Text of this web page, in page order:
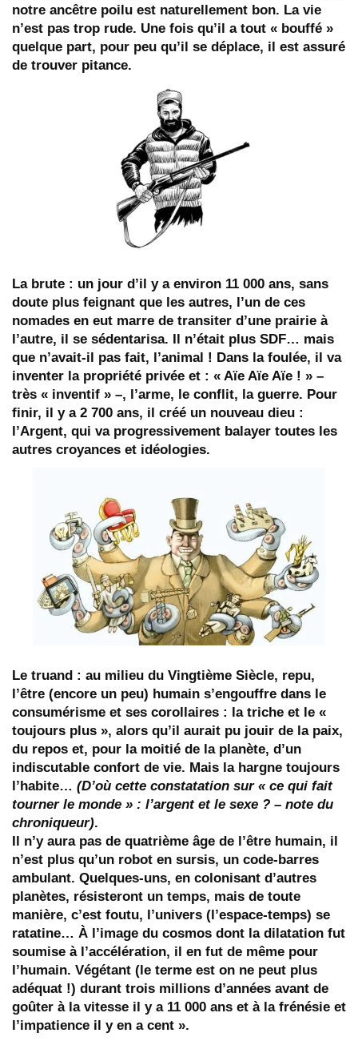
notre ancêtre poilu est naturellement bon. La vie
n’est pas trop rude. Une fois qu’il a tout « bouffé »
quelque part, pour peu qu’il se déplace, il est assuré
de trouver pitance.
La brute : un jour d’il y a environ 11 000 ans, sans
doute plus feignant que les autres, l’un de ces
nomades en eut marre de transiter d’une prairie à
l’autre, il se sédentarisa. Il n’était plus SDF… mais
que n’avait-il pas fait, l’animal ! Dans la foulée, il va
inventer la propriété privée et : « Aïe Aïe Aïe ! » –
très « inventif » –, l’arme, le conflit, la guerre. Pour
finir, il y a 2 700 ans, il créé un nouveau dieu :
l’Argent, qui va progressivement balayer toutes les
autres croyances et idéologies.
Le truand : au milieu du Vingtième Siècle, repu,
l’être (encore un peu) humain s’engouffre dans le
consumérisme et ses corollaires : la triche et le «
toujours plus », alors qu’il aurait pu jouir de la paix,
du repos et, pour la moitié de la planète, d’un
indiscutable confort de vie. Mais la hargne toujours
l’habite… (D’où cette constatation sur « ce qui fait
tourner le monde » : l’argent et le sexe ? – note du
chroniqueur).
Il n’y aura pas de quatrième âge de l’être humain, il
n’est plus qu’un robot en sursis, un code-barres
ambulant. Quelques-uns, en colonisant d’autres
planètes, résisteront un temps, mais de toute
manière, c’est foutu, l’univers (l’espace-temps) se
ratatine… À l’image du cosmos dont la dilatation fut
soumise à l’accélération, il en fut de même pour
l’humain. Végétant (le terme est on ne peut plus
adéquat !) durant trois millions d’années avant de
goûter à la vitesse il y a 11 000 ans et à la frénésie et
l’impatience il y en a cent ».